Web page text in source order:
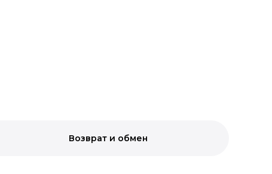
Возврат и обмен